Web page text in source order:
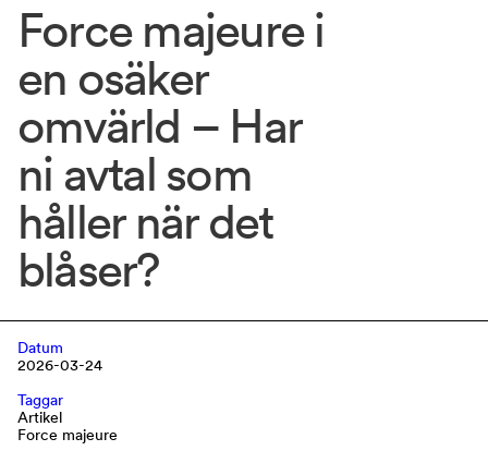
Force majeure i
en osäker
omvärld – Har
ni avtal som
håller när det
blåser?
Datum
2026-03-24
Taggar
Artikel
Force majeure